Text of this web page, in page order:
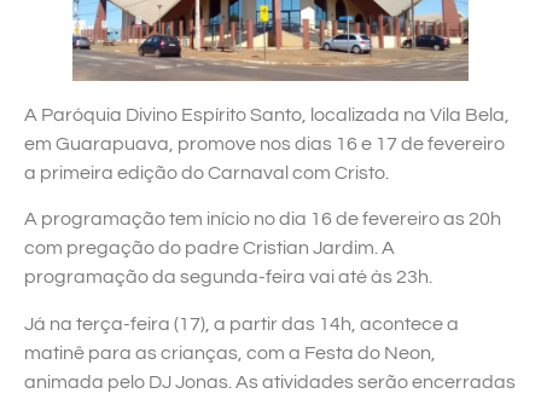
A Paróquia Divino Espírito Santo, localizada na Vila Bela,
em Guarapuava, promove nos dias 16 e 17 de fevereiro
a primeira edição do Carnaval com Cristo.
A programação tem início no dia 16 de fevereiro as 20h
com pregação do padre Cristian Jardim. A
programação da segunda-feira vai até às 23h.
Já na terça-feira (17), a partir das 14h, acontece a
matinê para as crianças, com a Festa do Neon,
animada pelo DJ Jonas. As atividades serão encerradas